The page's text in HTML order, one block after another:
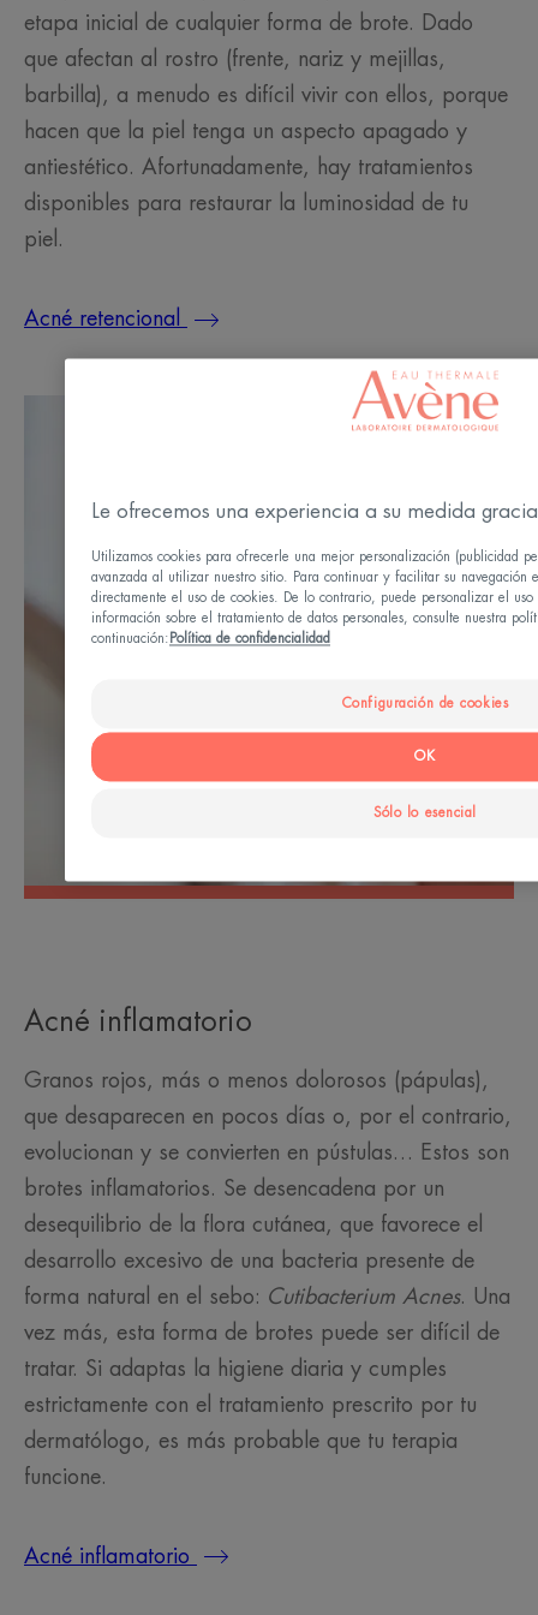
etapa inicial de cualquier forma de brote. Dado
que afectan al rostro (frente, nariz y mejillas,
barbilla), a menudo es difícil vivir con ellos, porque
hacen que la piel tenga un aspecto apagado y
antiestético. Afortunadamente, hay tratamientos
disponibles para restaurar la luminosidad de tu
piel.
Acné retencional
Acné inflamatorio
Granos rojos, más o menos dolorosos (pápulas),
que desaparecen en pocos días o, por el contrario,
evolucionan y se convierten en pústulas… Estos son
brotes inflamatorios. Se desencadena por un
desequilibrio de la flora cutánea, que favorece el
desarrollo excesivo de una bacteria presente de
forma natural en el sebo: Cutibacterium Acnes. Una
vez más, esta forma de brotes puede ser difícil de
tratar. Si adaptas la higiene diaria y cumples
estrictamente con el tratamiento prescrito por tu
dermatólogo, es más probable que tu terapia
funcione.
Acné inflamatorio
Le ofrecemos una experiencia a su medida
Utilizamos cookies para ofrecerle una mejor personalización (publicidad
avanzada al utilizar nuestro sitio. Para continuar y facilitar su navegación
directamente el uso de cookies. De lo contrario, puede personalizar el uso
información sobre el tratamiento de datos personales, consulte nuestra
continuación: Política de confidencialidad
Configuración de cookies
Sólo lo esencial
OK